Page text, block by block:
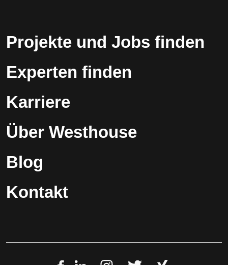
Projekte und Jobs finden
Experten finden
Karriere
Über Westhouse
Blog
Kontakt